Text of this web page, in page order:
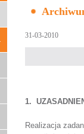
31-03-2010
1.
Realizacja